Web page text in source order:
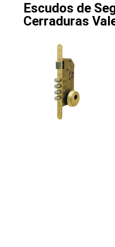
Escudos de
Cerraduras